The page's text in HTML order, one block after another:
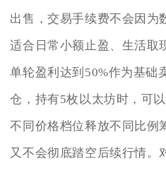
出售，交易手续费不会因为
适合日常小额止盈、生活取
单轮盈利达到50%作为基础
仓，持有5枚以太坊时，可
不同价格档位释放不同比例
又不会彻底踏空后续行情。